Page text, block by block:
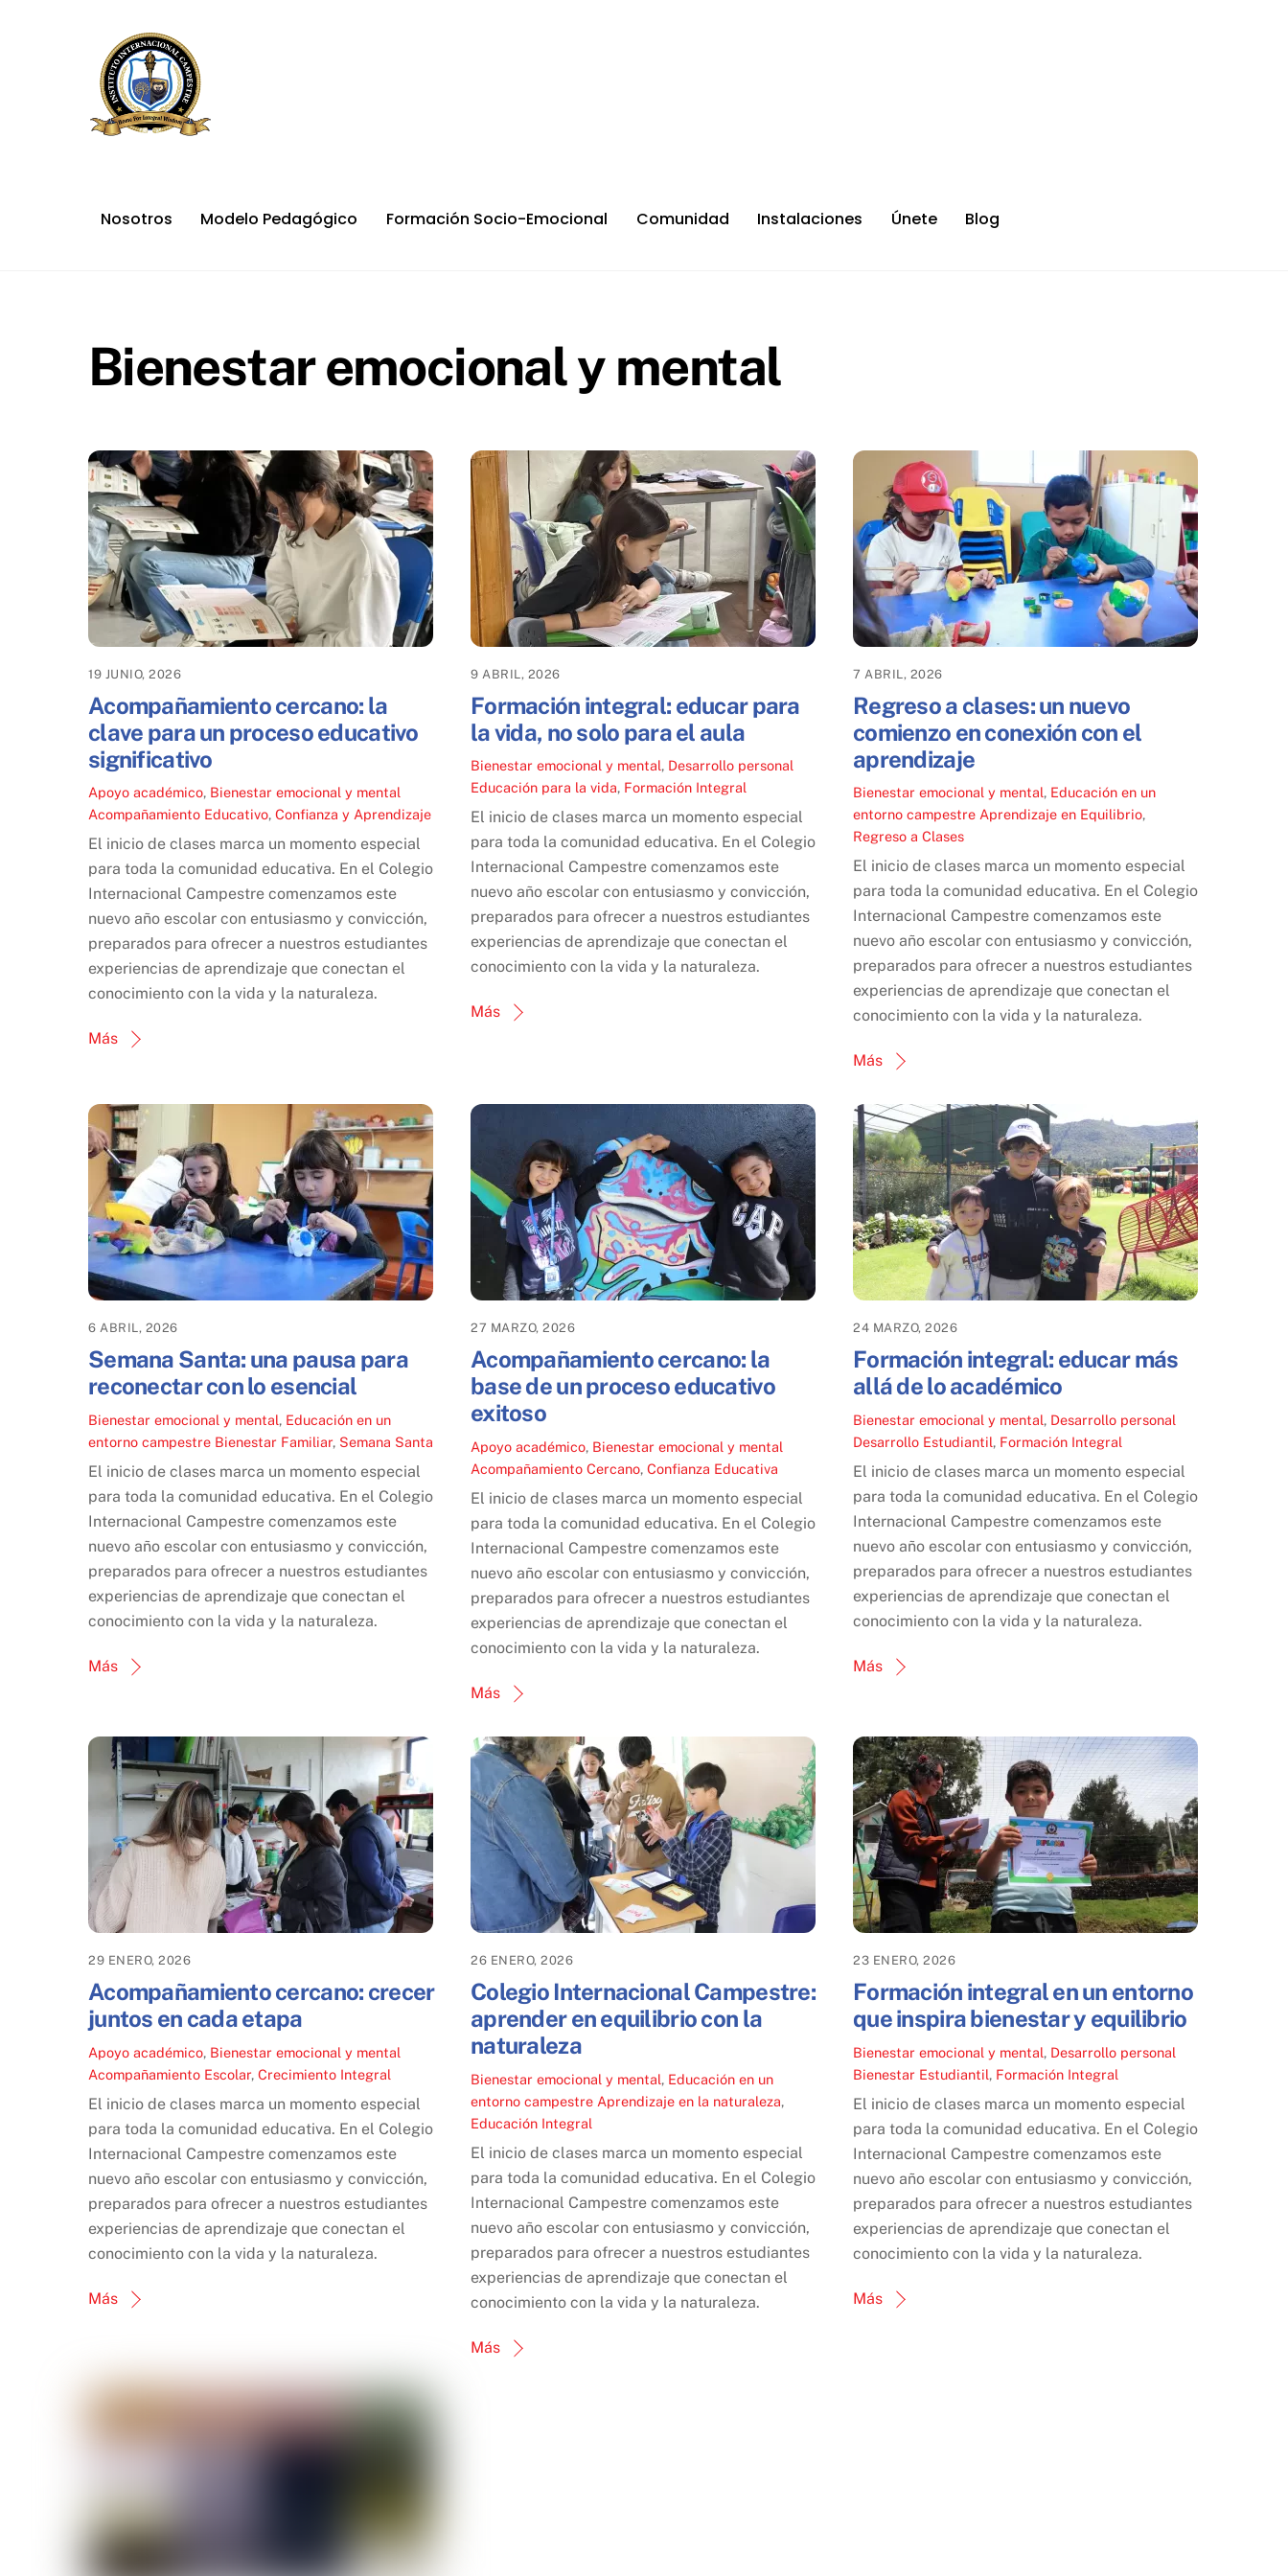
Nosotros Modelo Pedagógico Formación Socio-Emocional Comunidad Instalaciones Únete Blog
Bienestar emocional y mental
19 JUNIO, 2026
Acompañamiento cercano: la
clave para un proceso educativo
significativo
Apoyo académico, Bienestar emocional y mental
Acompañamiento Educativo, Confianza y Aprendizaje
El inicio de clases marca un momento especial
para toda la comunidad educativa. En el Colegio
Internacional Campestre comenzamos este
nuevo año escolar con entusiasmo y convicción,
preparados para ofrecer a nuestros estudiantes
experiencias de aprendizaje que conectan el
conocimiento con la vida y la naturaleza.
Más
9 ABRIL, 2026
Formación integral: educar para
la vida, no solo para el aula
Bienestar emocional y mental, Desarrollo personal
Educación para la vida, Formación Integral
El inicio de clases marca un momento especial
para toda la comunidad educativa. En el Colegio
Internacional Campestre comenzamos este
nuevo año escolar con entusiasmo y convicción,
preparados para ofrecer a nuestros estudiantes
experiencias de aprendizaje que conectan el
conocimiento con la vida y la naturaleza.
Más
7 ABRIL, 2026
Regreso a clases: un nuevo
comienzo en conexión con el
aprendizaje
Bienestar emocional y mental, Educación en un
entorno campestre Aprendizaje en Equilibrio,
Regreso a Clases
El inicio de clases marca un momento especial
para toda la comunidad educativa. En el Colegio
Internacional Campestre comenzamos este
nuevo año escolar con entusiasmo y convicción,
preparados para ofrecer a nuestros estudiantes
experiencias de aprendizaje que conectan el
conocimiento con la vida y la naturaleza.
Más
6 ABRIL, 2026
Semana Santa: una pausa para
reconectar con lo esencial
Bienestar emocional y mental, Educación en un
entorno campestre Bienestar Familiar, Semana Santa
El inicio de clases marca un momento especial
para toda la comunidad educativa. En el Colegio
Internacional Campestre comenzamos este
nuevo año escolar con entusiasmo y convicción,
preparados para ofrecer a nuestros estudiantes
experiencias de aprendizaje que conectan el
conocimiento con la vida y la naturaleza.
Más
27 MARZO, 2026
Acompañamiento cercano: la
base de un proceso educativo
exitoso
Apoyo académico, Bienestar emocional y mental
Acompañamiento Cercano,Confianza Educativa
El inicio de clases marca un momento especial
para toda la comunidad educativa. En el Colegio
Internacional Campestre comenzamos este
nuevo año escolar con entusiasmo y convicción,
preparados para ofrecer a nuestros estudiantes
experiencias de aprendizaje que conectan el
conocimiento con la vida y la naturaleza.
Más
24 MARZO, 2026
Formación integral: educar más
allá de lo académico
Bienestar emocional y mental, Desarrollo personal
Desarrollo Estudiantil, Formación Integral
El inicio de clases marca un momento especial
para toda la comunidad educativa. En el Colegio
Internacional Campestre comenzamos este
nuevo año escolar con entusiasmo y convicción,
preparados para ofrecer a nuestros estudiantes
experiencias de aprendizaje que conectan el
conocimiento con la vida y la naturaleza.
Más
29 ENERO, 2026
Acompañamiento cercano: crecer
juntos en cada etapa
Apoyo académico, Bienestar emocional y mental
Acompañamiento Escolar, Crecimiento Integral
El inicio de clases marca un momento especial
para toda la comunidad educativa. En el Colegio
Internacional Campestre comenzamos este
nuevo año escolar con entusiasmo y convicción,
preparados para ofrecer a nuestros estudiantes
experiencias de aprendizaje que conectan el
conocimiento con la vida y la naturaleza.
Más
26 ENERO, 2026
Colegio Internacional Campestre:
aprender en equilibrio con la
naturaleza
Bienestar emocional y mental, Educación en un
entorno campestre Aprendizaje en la naturaleza,
Educación Integral
El inicio de clases marca un momento especial
para toda la comunidad educativa. En el Colegio
Internacional Campestre comenzamos este
nuevo año escolar con entusiasmo y convicción,
preparados para ofrecer a nuestros estudiantes
experiencias de aprendizaje que conectan el
conocimiento con la vida y la naturaleza.
Más
23 ENERO, 2026
Formación integral en un entorno
que inspira bienestar y equilibrio
Bienestar emocional y mental, Desarrollo personal
Bienestar Estudiantil, Formación Integral
El inicio de clases marca un momento especial
para toda la comunidad educativa. En el Colegio
Internacional Campestre comenzamos este
nuevo año escolar con entusiasmo y convicción,
preparados para ofrecer a nuestros estudiantes
experiencias de aprendizaje que conectan el
conocimiento con la vida y la naturaleza.
Más